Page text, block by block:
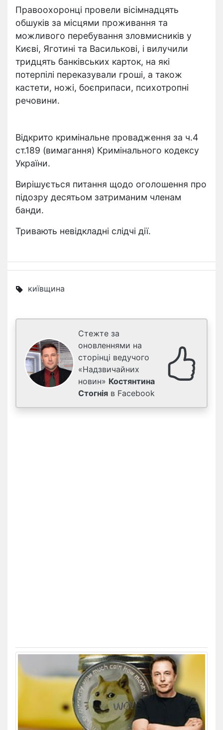
Правоохоронці провели вісімнадцять
обшуків за місцями проживання та
можливого перебування зловмисників у
Києві, Яготині та Василькові, і вилучили
тридцять банківських карток, на які
потерпілі переказували гроші, а також
кастети, ножі, боєприпаси, психотропні
речовини.
Відкрито кримінальне провадження за ч.4
ст.189 (вимагання) Кримінального кодексу
України.
Вирішується питання щодо оголошення про
підозру десятьом затриманим членам
банди.
Тривають невідкладні слідчі дії.
київщина
Стежте за
оновленнями на
сторінці ведучого
«Надзвичайних
новин» Костянтина
Стогнія в Facebook